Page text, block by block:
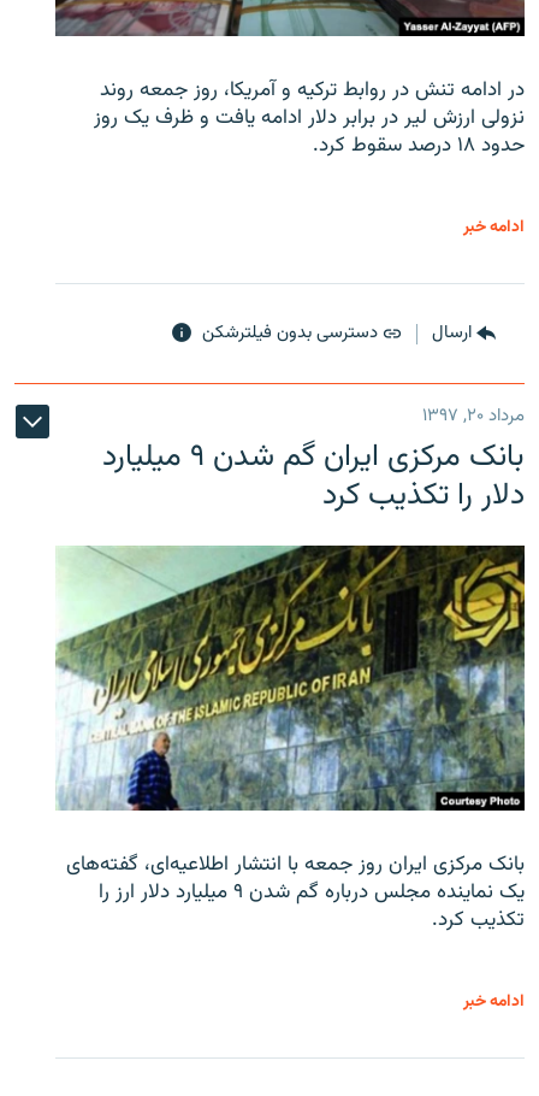
در ادامه تنش در روابط ترکیه و آمریکا، روز جمعه روند
نزولی ارزش لیر در برابر دلار ادامه یافت و ظرف یک روز
حدود ۱۸ درصد سقوط کرد.
ادامه خبر
ارسال دسترسی بدون فیلترشکن
مرداد ۲۰, ۱۳۹۷
بانک مرکزی ایران گم شدن ۹ میلیارد
دلار را تکذیب کرد
بانک مرکزی ایران روز جمعه با انتشار اطلاعیه‌ای، گفته‌های
یک نماینده مجلس درباره گم شدن ۹ میلیارد دلار ارز را
تکذیب کرد.
ادامه خبر